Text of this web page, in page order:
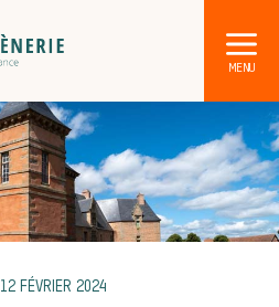
DÉCOUVRIR LA CHASSE À COURRE
12 FÉVRIER 2024